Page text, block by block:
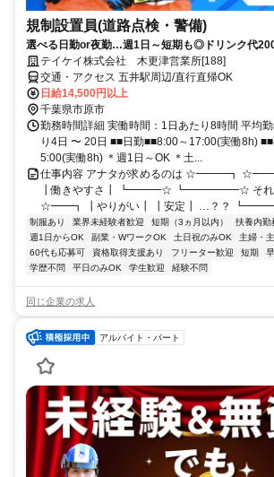
規制設置員(道路点検・警備)
選べる日勤or夜勤…週1日～短期も◎ドリンク代200
テイケイ株式会社 木更津営業所[188]
交通・アクセス 五井駅周辺/直行直帰OK
日給14,500円以上
千葉県市原市
勤務時間詳細 実働時間：1日あたり8時間 平均
り4日 〜 20日 ■■日勤■■8:00～17:00(実働8h)
5:00(実働8h) ＊週1日～OK ＊土...
仕事内容 アナタが求めるのは ☆━━━┓
┃働きやすさ┃ ┗━━━☆ ┗━━━━━☆ そ
☆━━┓ ┃やりがい┃ ┃安定┃ …？？
制服あり 業界未経験者歓迎 短期（3ヵ月以内） 扶養内勤
週1日からOK
副業・WワークOK 土日祝のみOK 主婦・
60代も応募可
資格取得支援あり フリーター歓迎 短期
学歴不問
平日のみOK 学生歓迎 経験不問
同じ企業の求人
アルバイト・パート